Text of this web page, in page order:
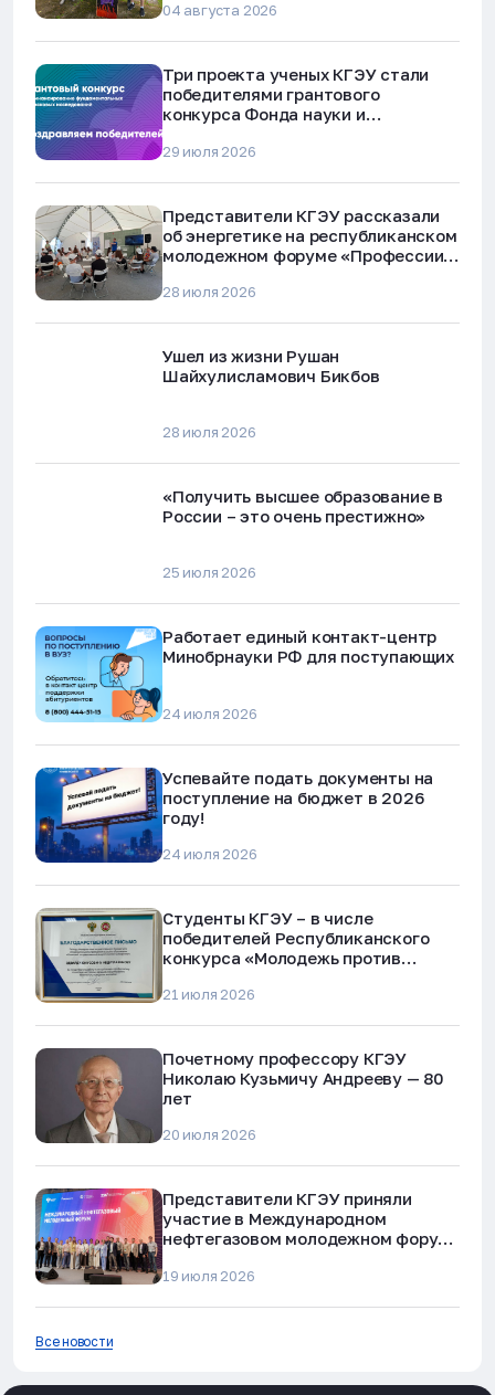
04 августа 2026
Три проекта ученых КГЭУ стали
победителями грантового
конкурса Фонда науки и
29 июля 2026
Представители КГЭУ рассказали
об энергетике на республиканском
молодежном форуме «Профессии
28 июля 2026
Ушел из жизни Рушан
Шайхулисламович Бикбов
28 июля 2026
«Получить высшее образование в
России – это очень престижно»
25 июля 2026
Работает единый контакт-центр
Минобрнауки РФ для поступающих
24 июля 2026
Успевайте подать документы на
поступление на бюджет в 2026
году!
24 июля 2026
Студенты КГЭУ – в числе
победителей Республиканского
конкурса «Молодежь против
мошенничества»
21 июля 2026
Почетному профессору КГЭУ
Николаю Кузьмичу Андрееву — 80
лет
20 июля 2026
Представители КГЭУ приняли
участие в Международном
нефтегазовом молодежном форуме
19 июля 2026
Все новости